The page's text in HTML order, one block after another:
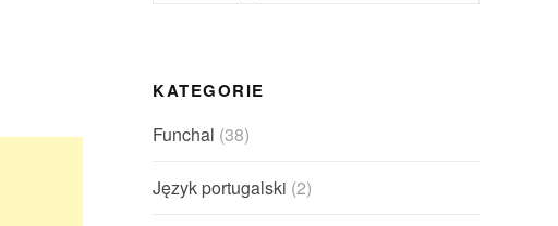
KATEGORIE
Funchal (38)
Język portugalski (2)